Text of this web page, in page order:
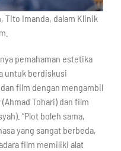
Tito Imanda, dalam Klinik
pemahaman estetika
untuk berdiskusi
film dengan mengambil
(Ahmad Tohari) dan film
“Plot boleh sama,
yang sangat berbeda,
film memiliki alat